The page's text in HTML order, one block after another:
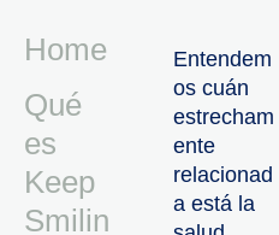
Home
Qué
es
Keep
Smilin
Entendem
os cuán
estrecham
ente
relacionad
a está la